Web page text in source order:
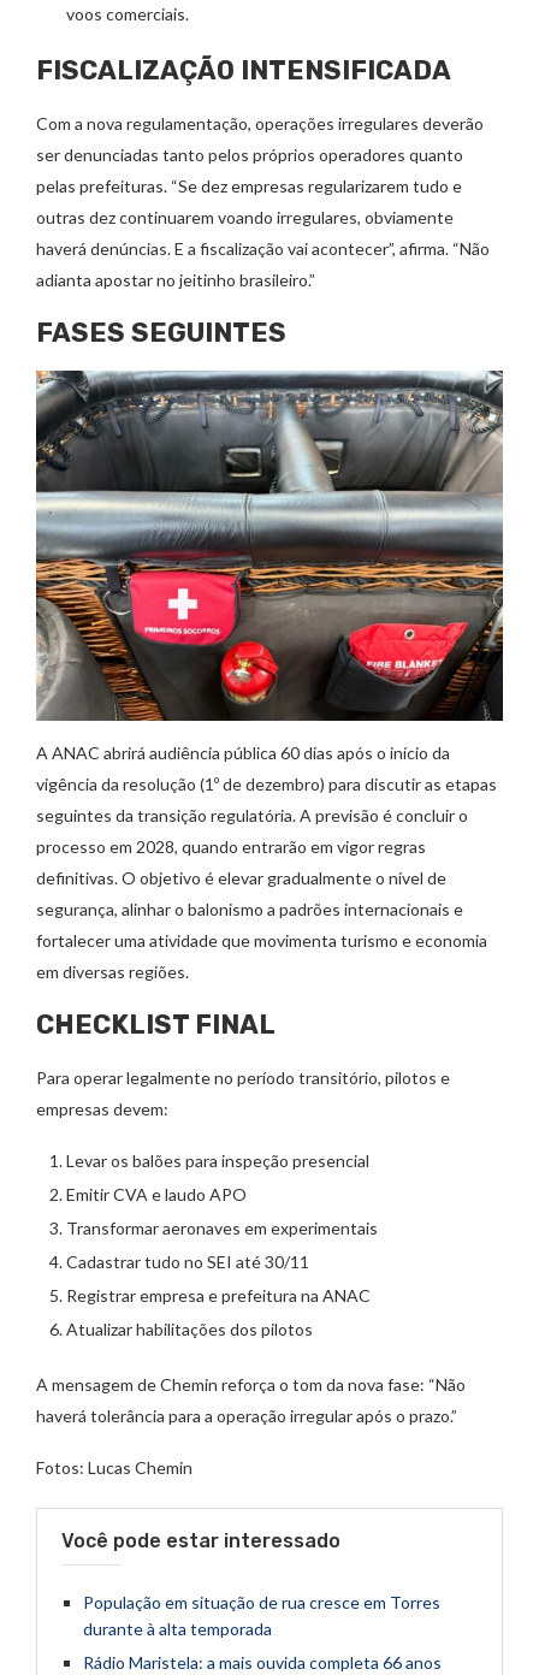
voos comerciais.
FISCALIZAÇÃO INTENSIFICADA
Com a nova regulamentação, operações irregulares deverão
ser denunciadas tanto pelos próprios operadores quanto
pelas prefeituras. “Se dez empresas regularizarem tudo e
outras dez continuarem voando irregulares, obviamente
haverá denúncias. E a fiscalização vai acontecer”, afirma. “Não
adianta apostar no jeitinho brasileiro.”
FASES SEGUINTES
A ANAC abrirá audiência pública 60 dias após o início da
vigência da resolução (1º de dezembro) para discutir as etapas
seguintes da transição regulatória. A previsão é concluir o
processo em 2028, quando entrarão em vigor regras
definitivas. O objetivo é elevar gradualmente o nível de
segurança, alinhar o balonismo a padrões internacionais e
fortalecer uma atividade que movimenta turismo e economia
em diversas regiões.
CHECKLIST FINAL
Para operar legalmente no período transitório, pilotos e
empresas devem:
Levar os balões para inspeção presencial
Emitir CVA e laudo APO
Transformar aeronaves em experimentais
Cadastrar tudo no SEI até 30/11
Registrar empresa e prefeitura na ANAC
Atualizar habilitações dos pilotos
A mensagem de Chemin reforça o tom da nova fase: “Não
haverá tolerância para a operação irregular após o prazo.”
Fotos: Lucas Chemin
Você pode estar interessado
População em situação de rua cresce em Torres
durante à alta temporada
Rádio Maristela: a mais ouvida completa 66 anos